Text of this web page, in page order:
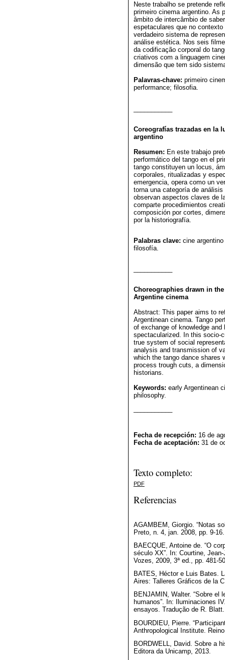
Neste trabalho se pretende
primeiro cinema argentino. As
âmbito de intercâmbio de
espetaculares que no
verdadeiro sistema de
análise estética. Nos seis
da codificação corporal do
criativos com a linguagem
dimensão que tem sido
Palavras-chave: primeiro
performance; filosofia.
Coreografías trazadas en la
argentino
Resumen: En este trabajo
performático del tango en el
tango constituyen un locus,
corporales, ritualizadas y
emergencia, opera como un
torna una categoría de
observan aspectos claves de
comparte procedimientos
composición por cortes,
por la historiografía.
Palabras clave: cine
filosofía.
Choreographies drawn in
Argentine cinema
Abstract: This paper aims to
Argentinean cinema. Tango
of exchange of knowledge
spectacularized. In this socio-
true system of social
analysis and transmission of
which the tango dance shares
process trough cuts, a
historians.
Keywords: early Argentinean
philosophy.
Fecha de recepción: 16 de
Fecha de aceptación: 31 de
Texto completo:
PDF
Referencias
AGAMBEM, Giorgio. “Notas
Preto, n. 4, jan. 2008, pp. 9-16.
BAECQUE, Antoine de. “O
século XX”. In: Courtine,
Vozes, 2009, 3ª ed., pp. 481-
BATES, Héctor e Luis Bates.
Aires: Talleres Gráficos de la
BENJAMIN, Walter. “Sobre el
humanos”. In: Iluminaciones
ensayos. Tradução de R.
BOURDIEU, Pierre.
Anthropological Institute.
BORDWELL, David. Sobre a
Editora da Unicamp, 2013.